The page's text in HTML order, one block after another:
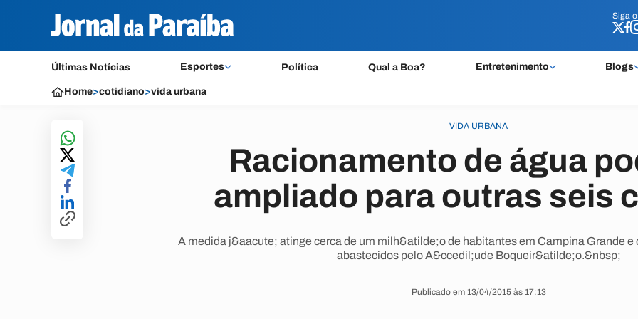
Siga o
Últimas Notícias Esportes Política Qual a Boa? Entretenimento Blogs
Siga o
Home>cotidiano>vida urbana
VIDA URBANA
Racionamento de água
ampliado para outras seis
A medida j&aacute; atinge cerca de um milh&atilde;o de habitantes em Campina Grande
abastecidos pelo A&ccedil;ude Boqueir&atilde;o.&nbsp;
Publicado em 13/04/2015 às 17:13